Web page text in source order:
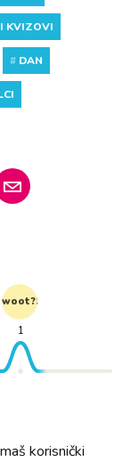
KVIZOVI
# DAN
woot?!
1
korisnički